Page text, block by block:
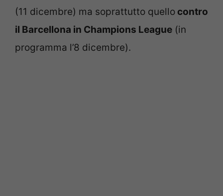
(11 dicembre) ma soprattutto quello contro
il Barcellona in Champions League (in
programma l’8 dicembre).